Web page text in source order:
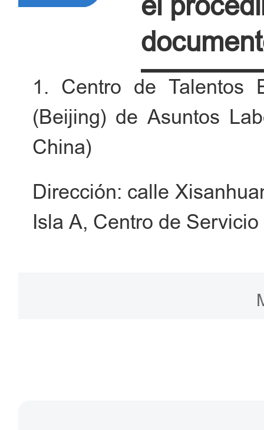
La fecha de emisión
debe encontrarse
1. Centro de Talentos
(Beijing) de Asuntos
China)
Dirección: calle
Isla A, Centro de